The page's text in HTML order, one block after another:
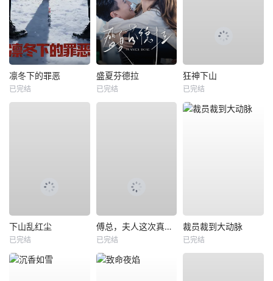
凛冬下的罪恶
已完结
盛夏芬德拉
已完结
狂神下山
已完结
下山乱红尘
已完结
傅总，夫人这次真的死了
已完结
裁员裁到大动脉
已完结